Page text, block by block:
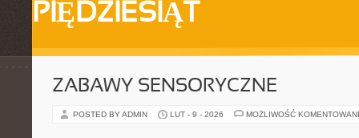
PIĘDZIESIĄT
ZABAWY SENSORYCZNE
POSTED BY ADMIN LUT - 9 - 2026 MOŻLIWOŚĆ